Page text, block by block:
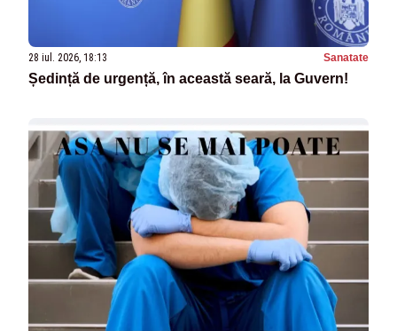
28 iul. 2026, 18:13 Sanatate
Ședință de urgență, în această seară, la Guvern!